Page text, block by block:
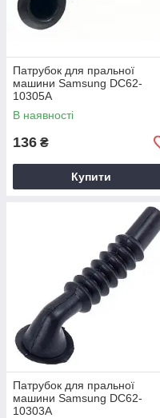
Патрубок для пральної
машини Samsung DC62-
10305A
В наявності
136 ₴
Купити
Патрубок для пральної
машини Samsung DC62-
10303A